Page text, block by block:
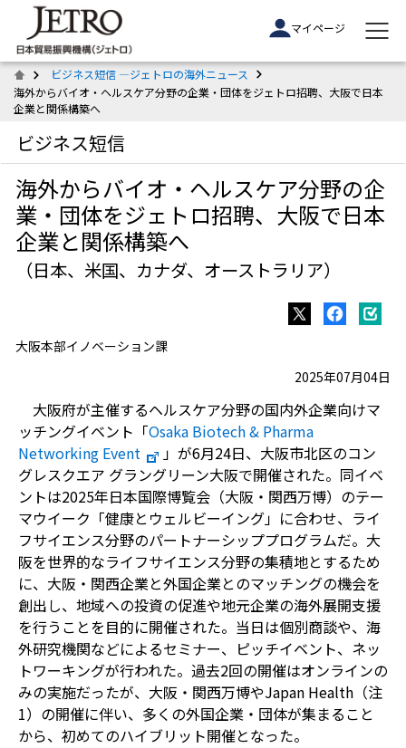
マイページ
ビジネス短信 ―ジェトロの海外ニュース
海外からバイオ・ヘルスケア分野の企業・団体をジェトロ招聘、大阪で日本
企業と関係構築へ
ビジネス短信
海外からバイオ・ヘルスケア分野の企
業・団体をジェトロ招聘、大阪で日本
企業と関係構築へ
（日本、米国、カナダ、オーストラリア）
大阪本部イノベーション課
2025年07月04日
大阪府が主催するヘルスケア分野の国内外企業向けマ
ッチングイベント「Osaka Biotech & Pharma
Networking Event
」が6月24日、大阪市北区のコン
グレスクエア グラングリーン大阪で開催された。同イベ
ントは2025年日本国際博覧会（大阪・関西万博）のテー
マウイーク「健康とウェルビーイング」に合わせ、ライ
フサイエンス分野のパートナーシッププログラムだ。大
阪を世界的なライフサイエンス分野の集積地とするため
に、大阪・関西企業と外国企業とのマッチングの機会を
創出し、地域への投資の促進や地元企業の海外展開支援
を行うことを目的に開催された。当日は個別商談や、海
外研究機関などによるセミナー、ピッチイベント、ネッ
トワーキングが行われた。過去2回の開催はオンラインの
みの実施だったが、大阪・関西万博やJapan Health（注
1）の開催に伴い、多くの外国企業・団体が集まること
から、初めてのハイブリット開催となった。